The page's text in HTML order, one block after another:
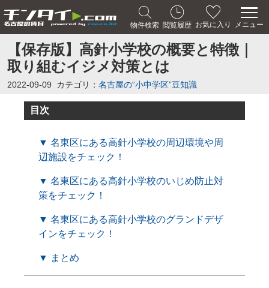
物件検索 閲覧履歴 お気に入り メニュー
【保存版】高針小学校の概要と特徴｜
取り組むイジメ対策とは
2022-09-09 カテゴリ： 名古屋の“小中学区”豆知識
目次
▼ 名東区にある高針小学校の周辺環境や周
辺施設をチェック！
▼ 名東区にある高針小学校のいじめ防止対
策をチェック！
▼ 名東区にある高針小学校のグランドデザ
インをチェック！
▼ まとめ